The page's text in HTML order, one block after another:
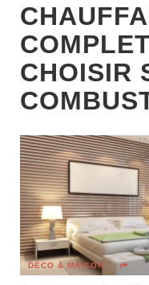
CHOISIR
DÉCO & MAISON